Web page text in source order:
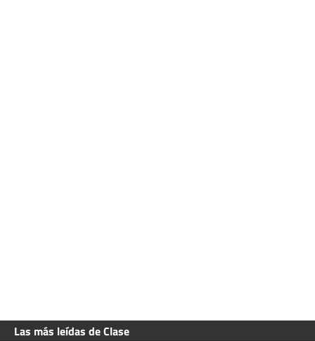
Las más leídas de Clase